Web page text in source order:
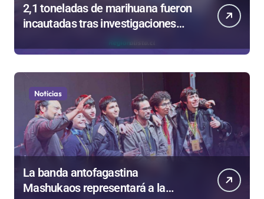
2,1 toneladas de marihuana fueron
incautadas tras investigaciones
Noticias
La banda antofagastina
Mashukaos representará a la